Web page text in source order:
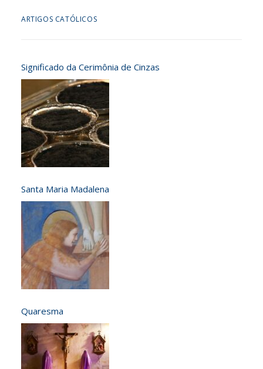
ARTIGOS CATÓLICOS
Significado da Cerimônia de Cinzas
Santa Maria Madalena
Quaresma